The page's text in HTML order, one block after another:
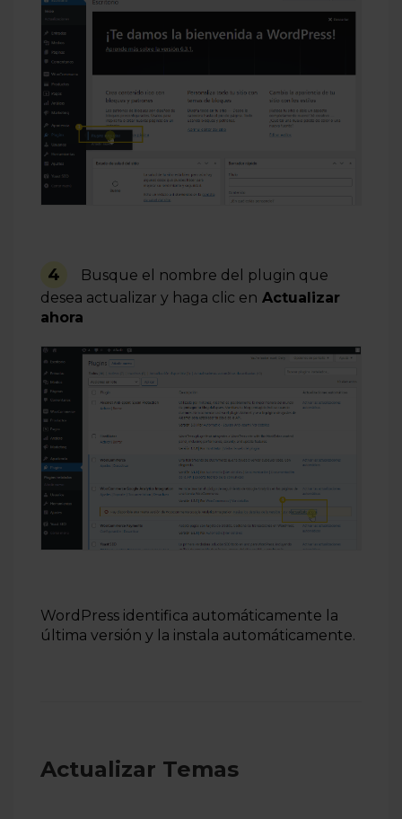
4
Busque el nombre del plugin que
desea actualizar y haga clic en Actualizar
ahora
WordPress identifica automáticamente la
última versión y la instala automáticamente.
Actualizar Temas